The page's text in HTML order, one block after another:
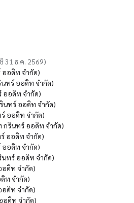
ธ.ค. 2569)
ออดิท จำกัด)
ทร์ ออดิท จำกัด)
ออดิท จำกัด)
นทร์ ออดิท จำกัด)
ออดิท จำกัด)
กรินทร์ ออดิท จำกัด)
ออดิท จำกัด)
อดิท จำกัด)
นทร์ ออดิท จำกัด)
ดิท จำกัด)
ท จำกัด)
ดิท จำกัด)
อดิท จำกัด)